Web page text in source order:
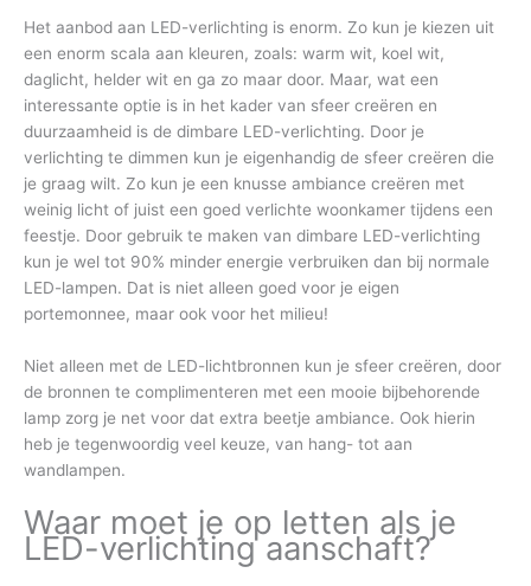
Het aanbod aan LED-verlichting is enorm. Zo kun je kiezen uit
een enorm scala aan kleuren, zoals: warm wit, koel wit,
daglicht, helder wit en ga zo maar door. Maar, wat een
interessante optie is in het kader van sfeer creëren en
duurzaamheid is de dimbare LED-verlichting. Door je
verlichting te dimmen kun je eigenhandig de sfeer creëren die
je graag wilt. Zo kun je een knusse ambiance creëren met
weinig licht of juist een goed verlichte woonkamer tijdens een
feestje. Door gebruik te maken van dimbare LED-verlichting
kun je wel tot 90% minder energie verbruiken dan bij normale
LED-lampen. Dat is niet alleen goed voor je eigen
portemonnee, maar ook voor het milieu!
Niet alleen met de LED-lichtbronnen kun je sfeer creëren, door
de bronnen te complimenteren met een mooie bijbehorende
lamp zorg je net voor dat extra beetje ambiance. Ook hierin
heb je tegenwoordig veel keuze, van hang- tot aan
wandlampen.
Waar moet je op letten als je
LED-verlichting aanschaft?